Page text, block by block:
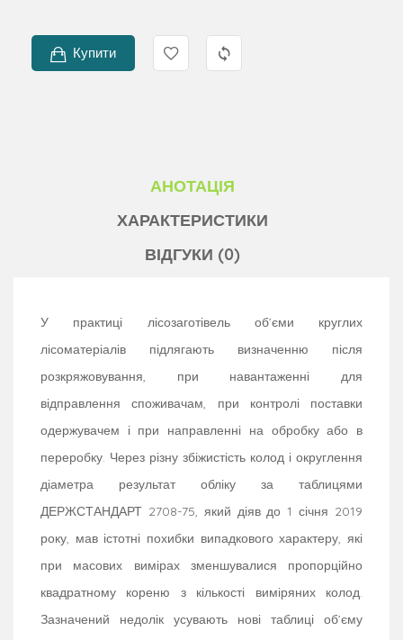
Купити
АНОТАЦІЯ
ХАРАКТЕРИСТИКИ
ВІДГУКИ (0)
У практиці лісозаготівель об’єми круглих
лісоматеріалів підлягають визначенню після
розкряжовування, при навантаженні для
відправлення споживачам, при контролі поставки
одержувачем і при направленні на обробку або в
переробку. Через різну збіжистість колод і округлення
діаметра результат обліку за таблицями
ДЕРЖСТАНДАРТ 2708-75, який діяв до 1 січня 2019
року, мав істотні похибки випадкового характеру, які
при масових вимірах зменшувалися пропорційно
квадратному кореню з кількості виміряних колод.
Зазначений недолік усувають нові таблиці об’єму